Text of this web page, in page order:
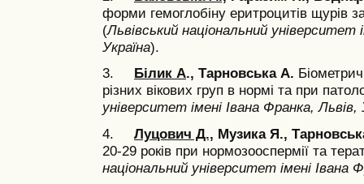
форми гемоглобіну еритроцитів щурів за
(Львівський національний університет
Україна).
3. Білик А., Тарновська А.
різних вікових груп в нормі та при
університет імені Івана Франка, Львів,
4. Луцович Д., Музика Я.,
20-29 років при нормозооспермії та
національний університет імені Івана